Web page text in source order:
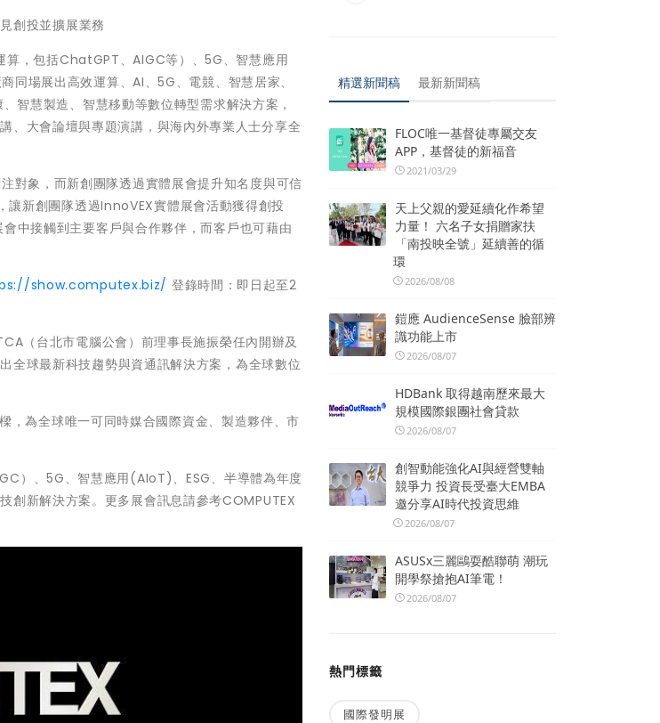
創投並擴展業務
算，包括ChatGPT、AIGC等）、5G、智慧應用
同場展出高效運算、AI、5G、電競、智慧居家、
智慧製造、智慧移動等數位轉型需求解決方案，
、大會論壇與專題演講，與海內外專業人士分享全
對象，而新創團隊透過實體展會提升知名度與可信
新創團隊透過InnoVEX實體展會活動獲得創投
中接觸到主要客戶與合作夥伴，而客戶也可藉由
show.computex.biz/ 登錄時間：即日起至2
（台北市電腦公會）前理事長施振榮任內開辦及
全球最新科技趨勢與資通訊解決方案，為全球數位
，為全球唯一可同時媒合國際資金、製造夥伴、市
）、5G、智慧應用(AIoT)、ESG、半導體為年度
創新解決方案。更多展會訊息請參考COMPUTEX
精選新聞稿 最新新聞稿
FLOC唯一基督徒專屬交友
APP，基督徒的新福音
2021/03/29
天上父親的愛延續化作希望
力量！ 六名子女捐贈家扶
「南投映全號」延續善的循
環
2026/08/08
鎧應 AudienceSense 臉部辨
識功能上市
2026/08/07
HDBank 取得越南歷來最大
規模國際銀團社會貸款
2026/08/07
創智動能強化AI與經營雙軸
競爭力 投資長受臺大EMBA
邀分享AI時代投資思維
2026/08/07
ASUSx三麗鷗耍酷聯萌 潮玩
開學祭搶抱AI筆電！
2026/08/07
熱門標籤
國際發明展